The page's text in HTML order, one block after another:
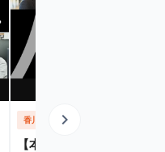
chevron_right
香川県 営業
【本選考優遇 ❘ 高松拠点